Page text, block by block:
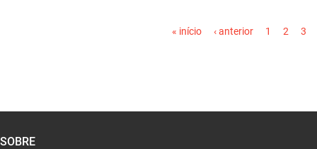
« início ‹ anterior 1 2 3
SOBRE